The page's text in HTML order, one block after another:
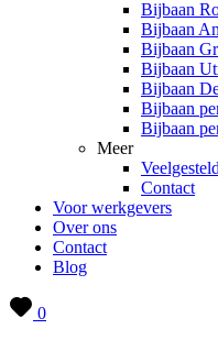
Bijbaan
Bijbaan
Bijbaan
Bijbaan
Bijbaan
Bijbaan
Bijbaan
Meer
Contact
Voor werkgevers
Over ons
Contact
Blog
0